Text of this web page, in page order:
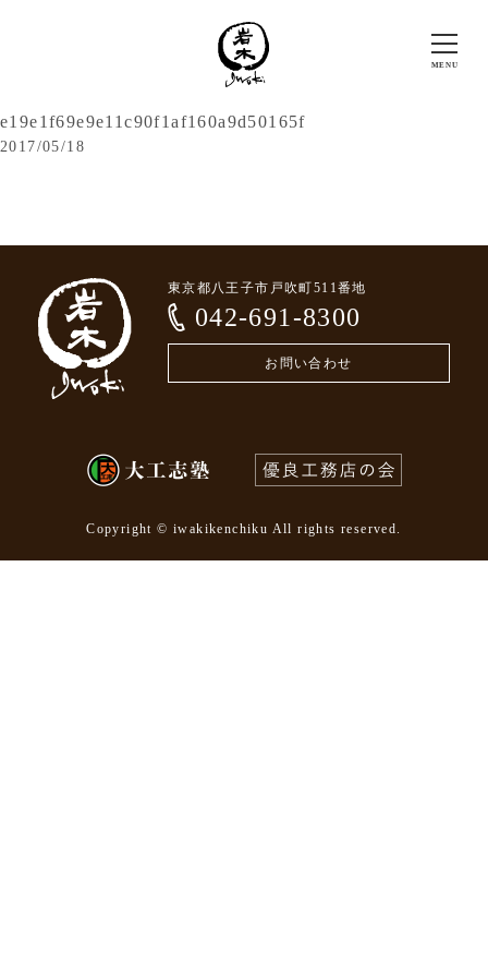
e19e1f69e9e11c90f1af160a9d50165f
2017/05/18
東京都八王子市戸吹町511番地
042-691-8300
お問い合わせ
Copyright © iwakikenchiku All rights reserved.